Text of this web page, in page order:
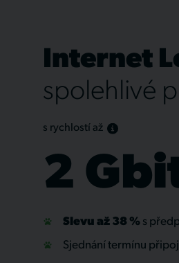
Internet
spolehlivé
s rychlostí až
2
Slevu až 38 % s
Sjednání termínu